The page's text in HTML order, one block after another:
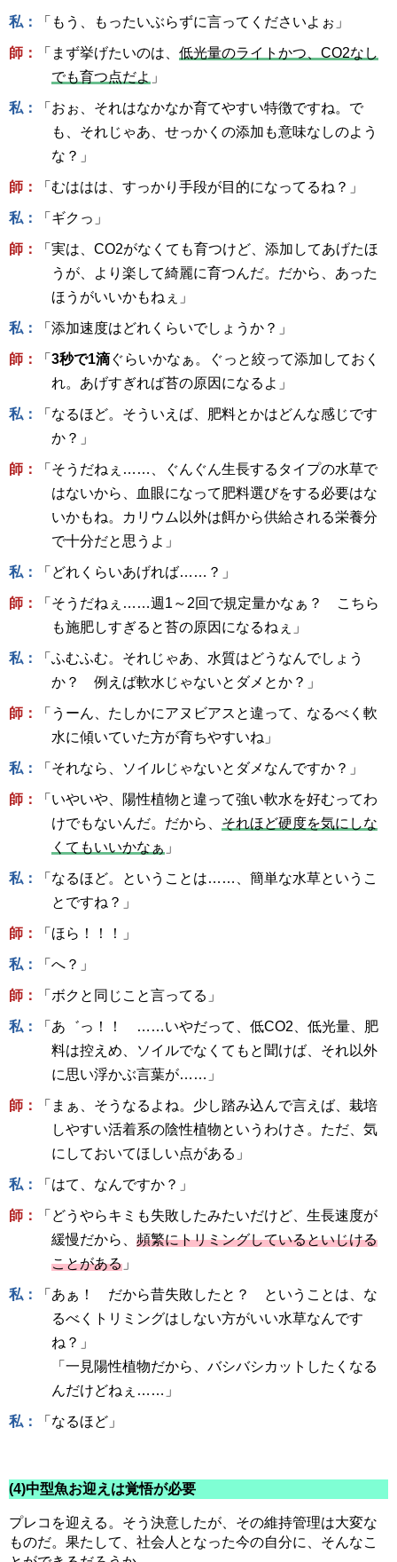
私： 「もう、もったいぶらずに言ってくださいよぉ」
師： 「まず挙げたいのは、 低光量のライトかつ、CO2なし
でも育つ点だよ 」
私：
「おぉ、それはなかなか育てやすい特徴ですね。で
も、それじゃあ、せっかくの添加も意味なしのよう
な？」
師： 「むははは、すっかり手段が目的になってるね？」
私： 「ギクっ」
師：
「実は、CO2がなくても育つけど、添加してあげたほ
うが、より楽して綺麗に育つんだ。だから、あった
ほうがいいかもねぇ」
私： 「添加速度はどれくらいでしょうか？」
師： 「 3秒で1滴ぐらいかなぁ。ぐっと絞って添加しておく
れ。あげすぎれば苔の原因になるよ」
私：
「なるほど。そういえば、肥料とかはどんな感じです
か？」
師：
「そうだねぇ……、ぐんぐん生長するタイプの水草で
はないから、血眼になって肥料選びをする必要はな
いかもね。カリウム以外は餌から供給される栄養分
で十分だと思うよ」
私： 「どれくらいあげれば……？」
師：
「そうだねぇ……週1～2回で規定量かなぁ？ こちら
も施肥しすぎると苔の原因になるねぇ」
私：
「ふむふむ。それじゃあ、水質はどうなんでしょう
か？ 例えば軟水じゃないとダメとか？」
師：
「うーん、たしかにアヌビアスと違って、なるべく軟
水に傾いていた方が育ちやすいね」
私： 「それなら、ソイルじゃないとダメなんですか？」
師：
「いやいや、陽性植物と違って強い軟水を好むってわ
けでもないんだ。だから、 それほど硬度を気にしな
くてもいいかなぁ 」
私：
「なるほど。ということは……、簡単な水草というこ
とですね？」
師： 「ほら！！！」
私： 「へ？」
師： 「ボクと同じこと言ってる」
私：
「あ゛っ！！ ……いやだって、低CO2、低光量、肥
料は控えめ、ソイルでなくてもと聞けば、それ以外
に思い浮かぶ言葉が……」
師：
「まぁ、そうなるよね。少し踏み込んで言えば、栽培
しやすい活着系の陰性植物というわけさ。ただ、気
にしておいてほしい点がある」
私： 「はて、なんですか？」
師：
「どうやらキミも失敗したみたいだけど、生長速度が
緩慢だから、 頻繁にトリミングしているといじける
ことがある 」
私：
「あぁ！ だから昔失敗したと？ ということは、な
るべくトリミングはしない方がいい水草なんです
ね？」
「一見陽性植物だから、バシバシカットしたくなる
んだけどねぇ……」
私： 「なるほど」
(4)中型魚お迎えは覚悟が必要
プレコを迎える。そう決意したが、その維持管理は大変な
ものだ。果たして、社会人となった今の自分に、そんなこ